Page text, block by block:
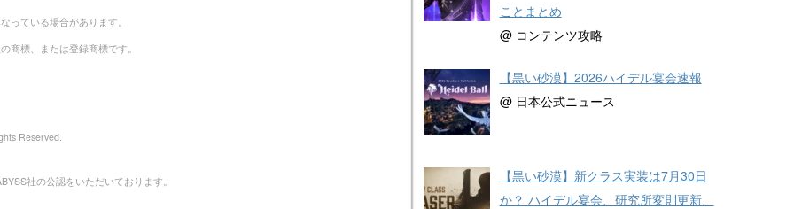
っている場合があります。
商標、または登録商標です。
Reserved.
社の公認をいただいております。
ことまとめ
@ コンテンツ攻略
【黒い砂漠】2026ハイデル宴会速報
@ 日本公式ニュース
【黒い砂漠】新クラス実装は7月30日
か？ ハイデル宴会、研究所変則更新、